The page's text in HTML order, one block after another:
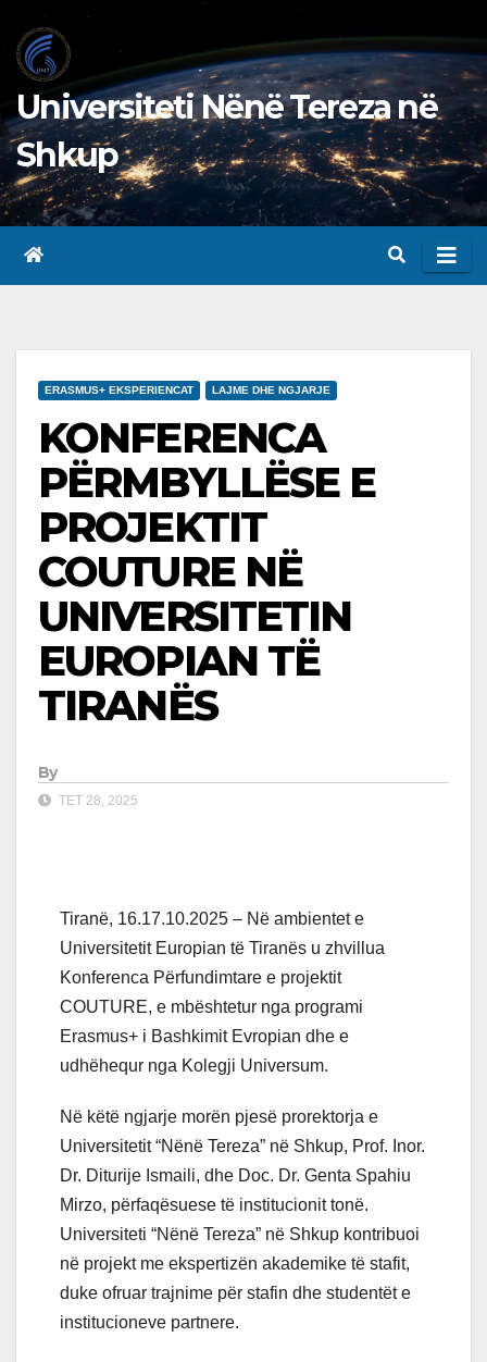
to
content
Universiteti Nënë Tereza në
Shkup
ERASMUS+ EKSPERIENCAT LAJME DHE NGJARJE
KONFERENCA
PËRMBYLLËSE E
PROJEKTIT
COUTURE NË
UNIVERSITETIN
EUROPIAN TË
TIRANËS
By
TET 28, 2025
Tiranë, 16.17.10.2025 – Në ambientet e
Universitetit Europian të Tiranës u zhvillua
Konferenca Përfundimtare e projektit
COUTURE, e mbështetur nga programi
Erasmus+ i Bashkimit Evropian dhe e
udhëhequr nga Kolegji Universum.
Në këtë ngjarje morën pjesë prorektorja e
Universitetit “Nënë Tereza” në Shkup, Prof. Inor.
Dr. Diturije Ismaili, dhe Doc. Dr. Genta Spahiu
Mirzo, përfaqësuese të institucionit tonë.
Universiteti “Nënë Tereza” në Shkup kontribuoi
në projekt me ekspertizën akademike të stafit,
duke ofruar trajnime për stafin dhe studentët e
institucioneve partnere.